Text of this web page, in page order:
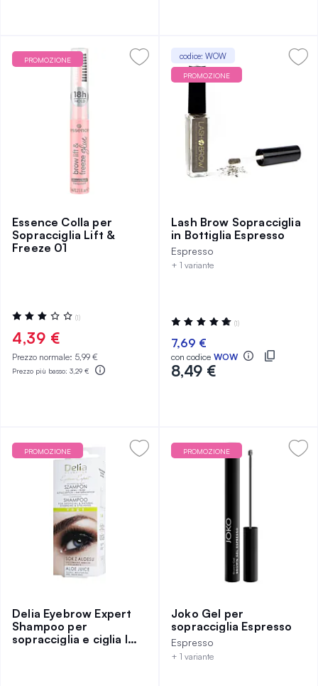
PROMOZIONE
Essence Colla per
Sopracciglia Lift &
Freeze 01
Valutazione:
60%
(1)
4,39 €
Prezzo normale: 5,99 €
Prezzo più basso: 3,29 €
codice: WOW
PROMOZIONE
Lash Brow Sopracciglia
in Bottiglia Espresso
Espresso
+ 1 variante
Valutazione:
100%
(1)
7,69 €
con codice WOW
8,49 €
PROMOZIONE
Delia Eyebrow Expert
Shampoo per
sopracciglia e ciglia Im
PROMOZIONE
Joko Gel per
sopracciglia Espresso
Espresso
+ 1 variante